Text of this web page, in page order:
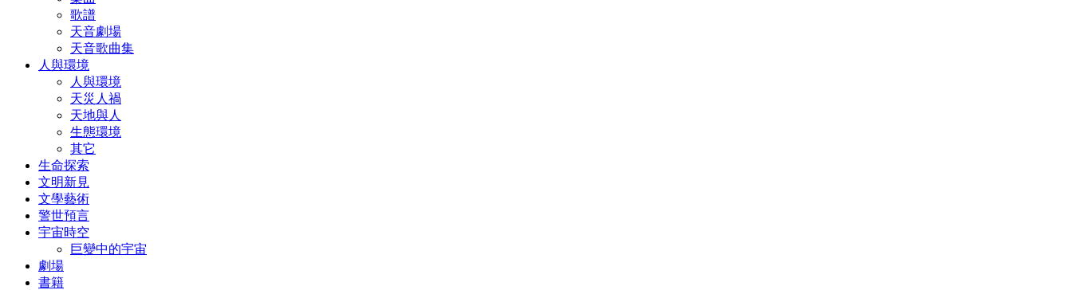
歌譜
天音劇場
天音歌曲集
人與環境
人與環境
天災人禍
天地與人
生態環境
其它
生命探索
文明新見
文學藝術
警世預言
宇宙時空
巨變中的宇宙
劇場
書籍